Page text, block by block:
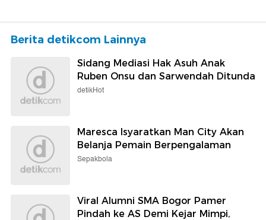
Berita detikcom Lainnya
Sidang Mediasi Hak Asuh Anak
Ruben Onsu dan Sarwendah Ditunda
detikHot
Maresca Isyaratkan Man City Akan
Belanja Pemain Berpengalaman
Sepakbola
Viral Alumni SMA Bogor Pamer
Pindah ke AS Demi Kejar Mimpi,